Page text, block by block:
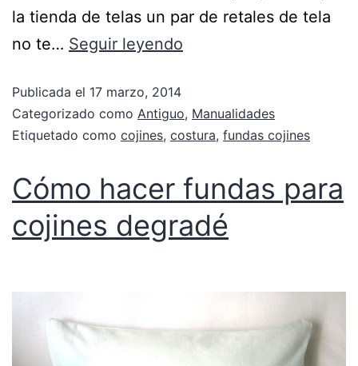
la tienda de telas un par de retales de tela
no te… Seguir leyendo
Publicada el 17 marzo, 2014
Categorizado como Antiguo, Manualidades
Etiquetado como cojines, costura, fundas cojines
Cómo hacer fundas para
cojines degradé